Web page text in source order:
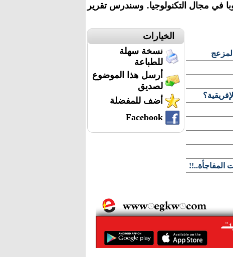
في مجال التكنولوجيا. وسندرس تقرير
الخيارات
نسخة سهلة
للطباعة
أرسل هذا الموضوع
لصديق
أضف للمفضلة
Facebook
المفاجأة..!!